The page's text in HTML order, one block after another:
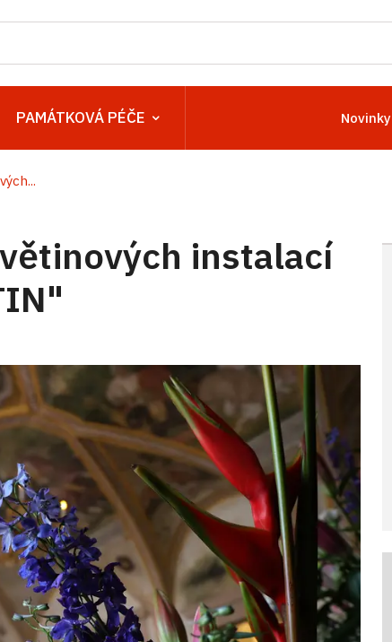
PAMÁTKOVÁ PÉČE Novinky
instalací